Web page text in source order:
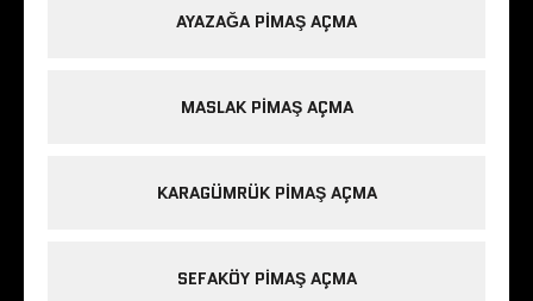
AYAZAĞA PIMAŞ AÇMA
MASLAK PIMAŞ AÇMA
KARAGÜMRÜK PIMAŞ AÇMA
SEFAKÖY PIMAŞ AÇMA